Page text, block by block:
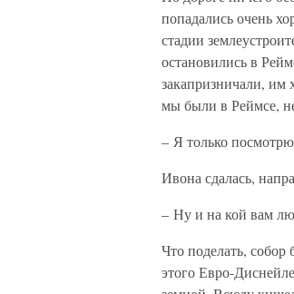
попадались очень
стадии
остановились в
закапризничали, им
мы были в Реймсе,
– Я только
Ивона сдалась,
– Ну и на кой вам
Что поделать,
этого Евро-